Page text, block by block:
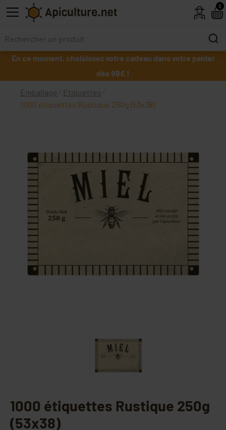
Skip to main content
En ce moment, choisissez votre cadeau dans votre panier
dès 99€ !
Emballage
Etiquettes
1000 étiquettes Rustique 250g (53x38)
1000 étiquettes Rustique 250g
(53x38)
5